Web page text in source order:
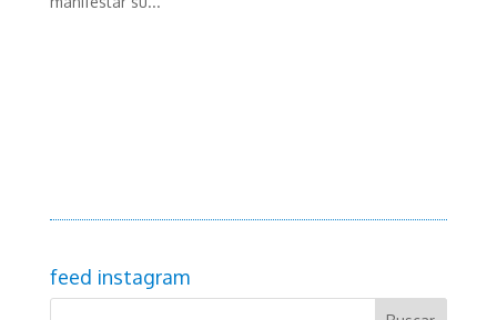
feed instagram